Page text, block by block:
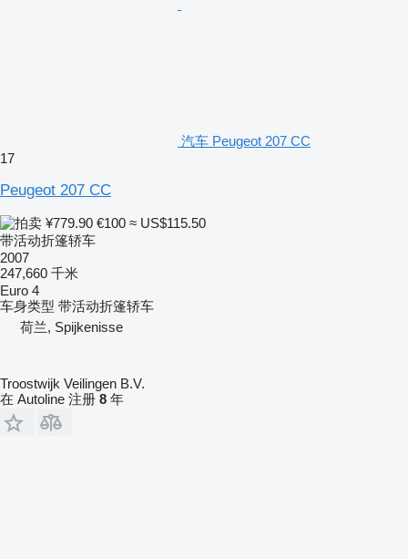
汽车 Peugeot 207 CC
17
Peugeot 207 CC
¥779.90 €100 ≈ US$115.50
带活动折篷轿车
2007
247,660 千米
Euro 4
车身类型 带活动折篷轿车
荷兰, Spijkenisse
Troostwijk Veilingen B.V.
在 Autoline 注册 8 年